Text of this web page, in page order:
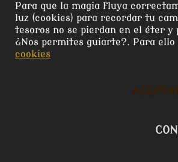
Para que la magia fluya
luz (cookies) para recordar tu
tesoros no se pierdan en el éter
¿Nos permites guiarte?. Para
cookies